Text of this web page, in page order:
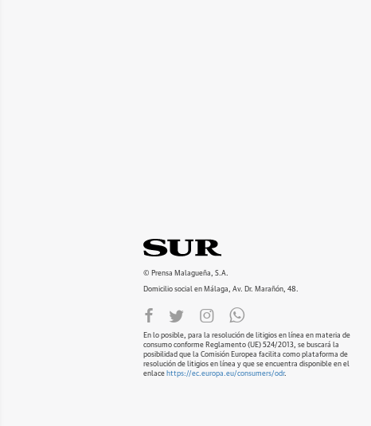
© Prensa Malagueña, S.A.
Domicilio social en Málaga, Av. Dr. Marañón, 48.
En lo posible, para la resolución de litigios en línea en materia de
consumo conforme Reglamento (UE) 524/2013, se buscará la
posibilidad que la Comisión Europea facilita como plataforma de
resolución de litigios en línea y que se encuentra disponible en el
enlace https://ec.europa.eu/consumers/odr.